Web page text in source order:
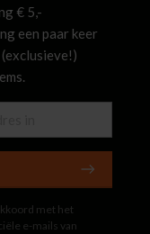
€ 5,-
een paar keer
met het
e-mails van